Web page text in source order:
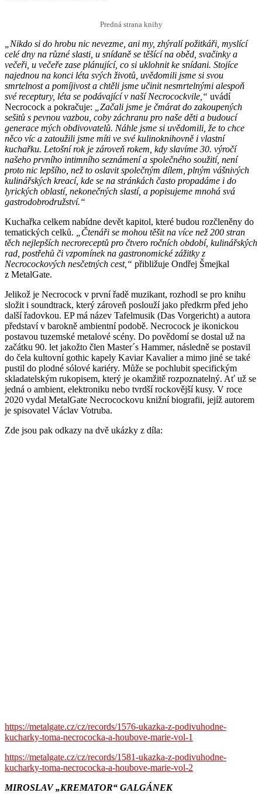
Predná strana knihy
„Nikdo si do hrobu nic nevezme, ani my, zhýralí požitkáři, myslící
celé dny na různé slasti, u snídaně se těšící na oběd, svačinky a
večeři, u večeře zase plánující, co si uklohnit ke snídani. Stojíce
najednou na konci léta svých životů, uvědomili jsme si svou
smrtelnost a pomíjivost a chtěli jsme učinit nesmrtelnými alespoň
své receptury, léta se podávající v naší Necrocockvile,“ uvádí
Necrocock a pokračuje:
„Začali jsme je čmárat do zakoupených
sešitů s pevnou vazbou, coby záchranu pro naše děti a budoucí
generace mých obdivovatelů. Náhle jsme si uvědomili, že to chce
něco víc a zatoužili jsme míti ve své kulinoknihovně i vlastní
kuchařku. Letošní rok je zároveň rokem, kdy slavíme 30. výročí
našeho prvního intimního seznámení a společného soužití, není
proto nic lepšího, než to oslavit společným dílem, plným vášnivých
kulinářských kreací, kde se na stránkách často propadáme i do
lyrických oblastí, nekonečných slastí, a popisujeme mnohá svá
gastrodobrodružství.“
Kuchařka celkem nabídne devět kapitol, které budou rozčleněny do
tematických celků.
„Čtenáři se mohou těšit na více než 200 stran
těch nejlepších necroreceptů pro čtvero ročních období, kulinářských
rad, postřehů či vzpomínek na gastronomické zážitky z
Necrocockových nesčetných cest,“ přibližuje Ondřej Šmejkal
z MetalGate.
Jelikož je Necrocock v první řadě muzikant, rozhodl se pro knihu
složit i soundtrack, který zároveň poslouží jako předkrm před jeho
další řadovkou. EP má název Tafelmusik (Das Vorgericht) a autora
představí v barokně ambientní podobě. Necrocock je ikonickou
postavou tuzemské metalové scény. Do povědomí se dostal už na
začátku 90. let jakožto člen Master´s Hammer, následně se postavil
do čela kultovní gothic kapely Kaviar Kavalier a mimo jiné se také
pustil do plodné sólové kariéry. Může se pochlubit specifickým
skladatelským rukopisem, který je okamžitě rozpoznatelný. Ať už se
jedná o ambient, elektroniku nebo tvrdší rockovější kusy. V roce
2020 vydal MetalGate Necrocockovu knižní biografii, jejíž autorem
je spisovatel Václav Votruba.
Zde jsou pak odkazy na dvě ukázky z díla:
https://metalgate.cz/cz/records/1576-ukazka-z-podivuhodne-
kucharky-toma-necrococka-a-houbove-marie-vol-1
https://metalgate.cz/cz/records/1581-ukazka-z-podivuhodne-
kucharky-toma-necrococka-a-houbove-marie-vol-2
MIROSLAV „KREMATOR“ GALGÁNEK